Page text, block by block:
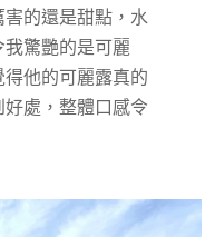
的還是甜點，水
驚艷的是可麗
他的可麗露真的
處，整體口感令